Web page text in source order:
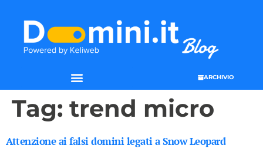
ARCHIVIO
Tag: trend micro
Attenzione ai falsi domini legati a Snow Leopard